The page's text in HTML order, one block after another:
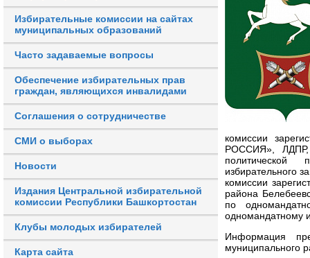
Избирательные комиссии на сайтах
муниципальных образований
Часто задаваемые вопросы
Обеспечение избирательных прав
граждан, являющихся инвалидами
Соглашения о сотрудничестве
СМИ о выборах
Новости
Издания Центральной избирательной
комиссии Республики Башкортостан
Клубы молодых избирателей
Карта сайта
комиссии
РОССИЯ», ЛДПР,
политической
избирательного
комиссии
района
по
одномандатному
Информация
муниципального